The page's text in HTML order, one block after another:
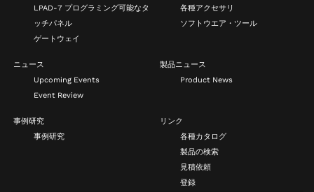
LPAD-7 プログラミング可能なタ
ッチパネル
ゲートウェイ
各種アクセサリ
ソフトウエア・ツール
ニュース
Upcoming Events
Event Review
製品ニュース
Product News
事例研究
事例研究
リンク
各種カタログ
製品の検索
見積依頼
登録